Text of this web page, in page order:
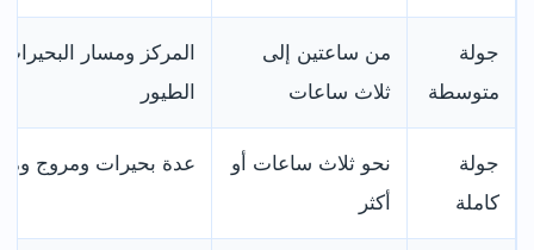
جولة
متوسطة
من ساعتين إلى
ثلاث ساعات
المركز ومسار
الطيور
جولة
كاملة
نحو ثلاث ساعات أو
أكثر
عدة بحيرات ومروج